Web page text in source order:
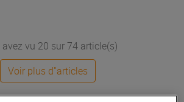
vu 20 sur 74 article(s)
Voir plus d''articles